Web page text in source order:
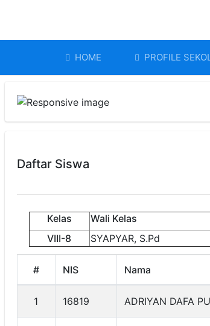
HOME PROFILE
Daftar Siswa
Kelas Wali Kelas
VIII-8
SYAPYAR, S.Pd
# NIS Nama
1 16819 ADRIYAN DAFA